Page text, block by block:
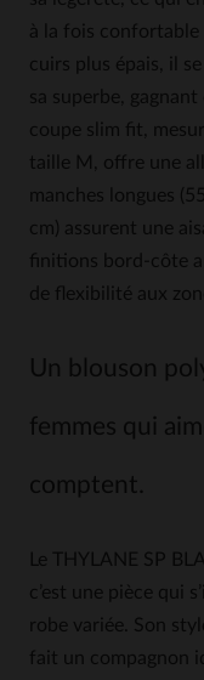
à la fois
cuirs plus épais, il
sa superbe,
coupe slim fit,
taille M, offre une
manches longues
cm) assurent une
finitions bord-côte
de flexibilité aux
Un blouson
femmes qui
comptent.
Le THYLANE SP
c’est une pièce qui
robe variée. Son
fait un compagnon